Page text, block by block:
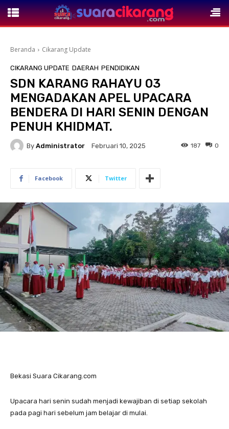
Beranda Cikarang Update
CIKARANG UPDATE DAERAH PENDIDIKAN
SDN KARANG RAHAYU 03
MENGADAKAN APEL UPACARA
BENDERA DI HARI SENIN DENGAN
PENUH KHIDMAT.
By Administrator Februari 10, 2025 0
187
Facebook Twitter
Bekasi Suara Cikarang.com
Upacara hari senin sudah menjadi kewajiban di setiap sekolah
pada pagi hari sebelum jam belajar di mulai.